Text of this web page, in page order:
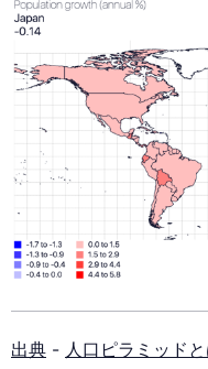
出典 - 人口ピラミッドと